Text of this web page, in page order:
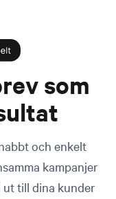
som
och enkelt
kampanjer
ut till dina kunder